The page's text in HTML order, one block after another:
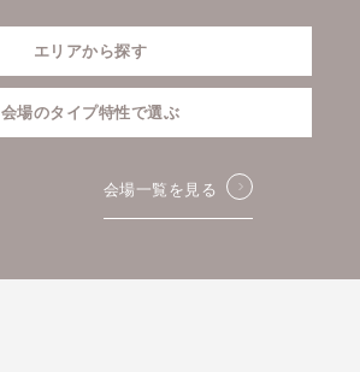
エリアから探す
会場のタイプ特性で選ぶ
会場一覧を見る